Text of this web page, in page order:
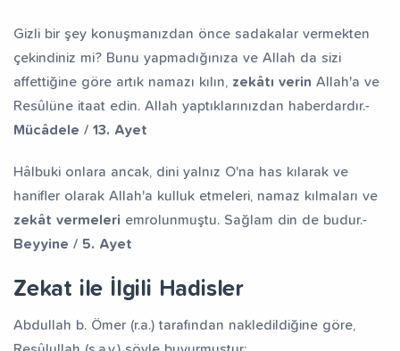
Gizli bir şey konuşmanızdan önce sadakalar vermekten
çekindiniz mi? Bunu yapmadığınıza ve Allah da sizi
affettiğine göre artık namazı kılın, zekâtı verin Allah'a ve
Resûlüne itaat edin. Allah yaptıklarınızdan haberdardır.-
Mücâdele / 13. Ayet
Hâlbuki onlara ancak, dini yalnız O'na has kılarak ve
hanifler olarak Allah'a kulluk etmeleri, namaz kılmaları ve
zekât vermeleri emrolunmuştu. Sağlam din de budur.-
Beyyine / 5. Ayet
Zekat ile İlgili Hadisler
Abdullah b. Ömer (r.a.) tarafından nakledildiğine göre,